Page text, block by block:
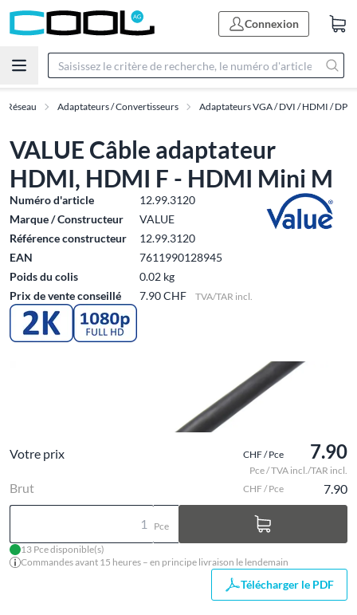
Connexion
Réseau Adaptateurs / Convertisseurs Adaptateurs VGA / DVI / HDMI / DP
VALUE Câble adaptateur
HDMI, HDMI F - HDMI Mini M
Numéro d'article
12.99.3120
Marque / Constructeur
VALUE
Référence constructeur
12.99.3120
EAN
7611990128945
Poids du colis
0.02 kg
Prix de vente conseillé
7.90 CHF TVA/TAR incl.
Votre prix CHF / Pce 7.90
Pce / TVA incl./TAR incl.
Brut CHF / Pce 7.90
Pce
13 Pce disponible(s)
Commandes avant 15 heures – en principe livraison le lendemain
Télécharger le PDF